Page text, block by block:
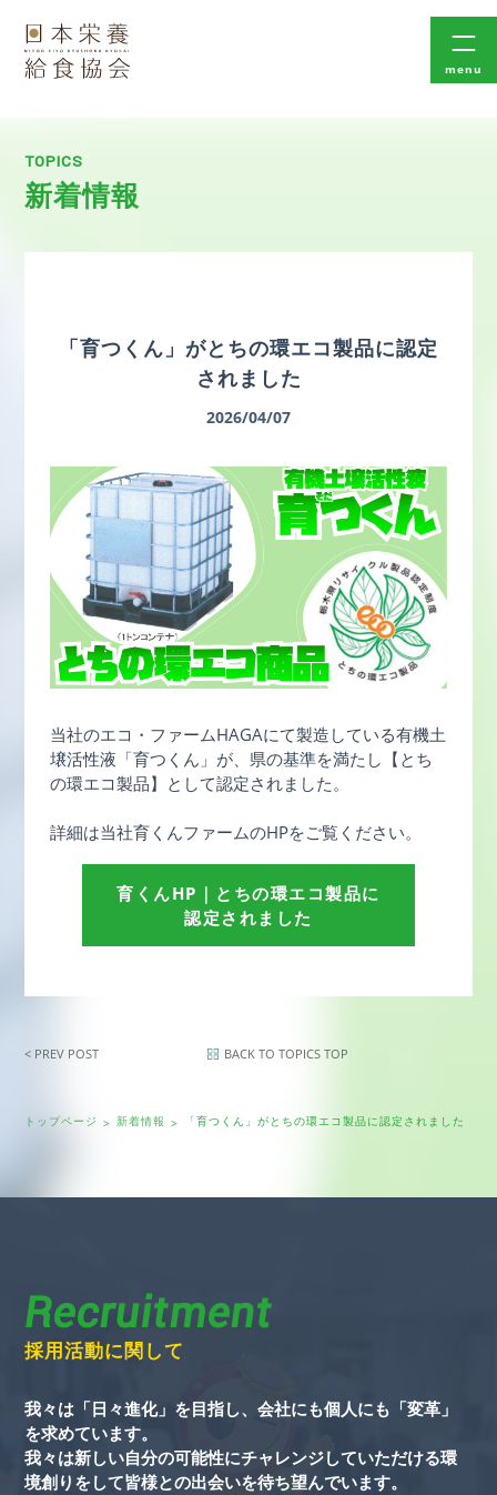
menu
TOPICS
新着情報
「育つくん」がとちの環エコ製品に認定
されました
2026/04/07
当社のエコ・ファームHAGAにて製造している有機土
壌活性液「育つくん」が、県の基準を満たし【とち
の環エコ製品】として認定されました。
詳細は当社育くんファームのHPをご覧ください。
育くんHP｜とちの環エコ製品に
認定されました
< PREV POST BACK TO TOPICS TOP
トップページ 新着情報 「育つくん」がとちの環エコ製品に認定されました
Recruitment
採用活動に関して
我々は「日々進化」を目指し、会社にも個人にも「変革」
を求めています。
我々は新しい自分の可能性にチャレンジしていただける環
境創りをして皆様との出会いを待ち望んでいます。